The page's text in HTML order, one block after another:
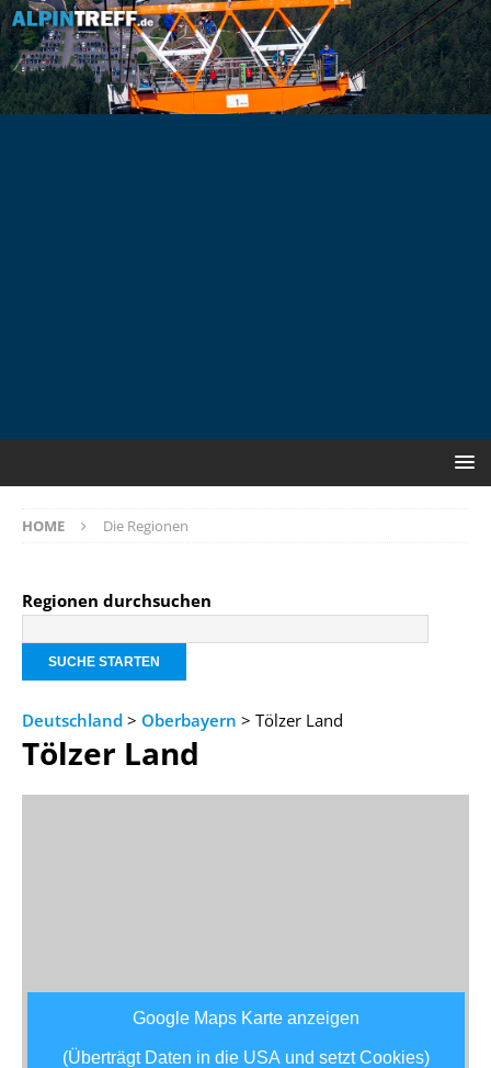
HOME Die Regionen
Regionen durchsuchen
Deutschland > Oberbayern > Tölzer Land
Tölzer Land
Google Maps Karte anzeigen
(Überträgt Daten in die USA und setzt Cookies)